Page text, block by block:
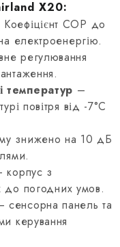
X20:
Коефіцієнт COP до
електроенергію.
регулювання
температур –
повітря від -7°C
знижено на 10 дБ
корпус з
до погодних умов.
сенсорна панель та
керування